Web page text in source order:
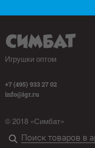
Игрушки оптом
+7 (495) 933 27 02
info@igr.ru
© 2018 «Симбат»